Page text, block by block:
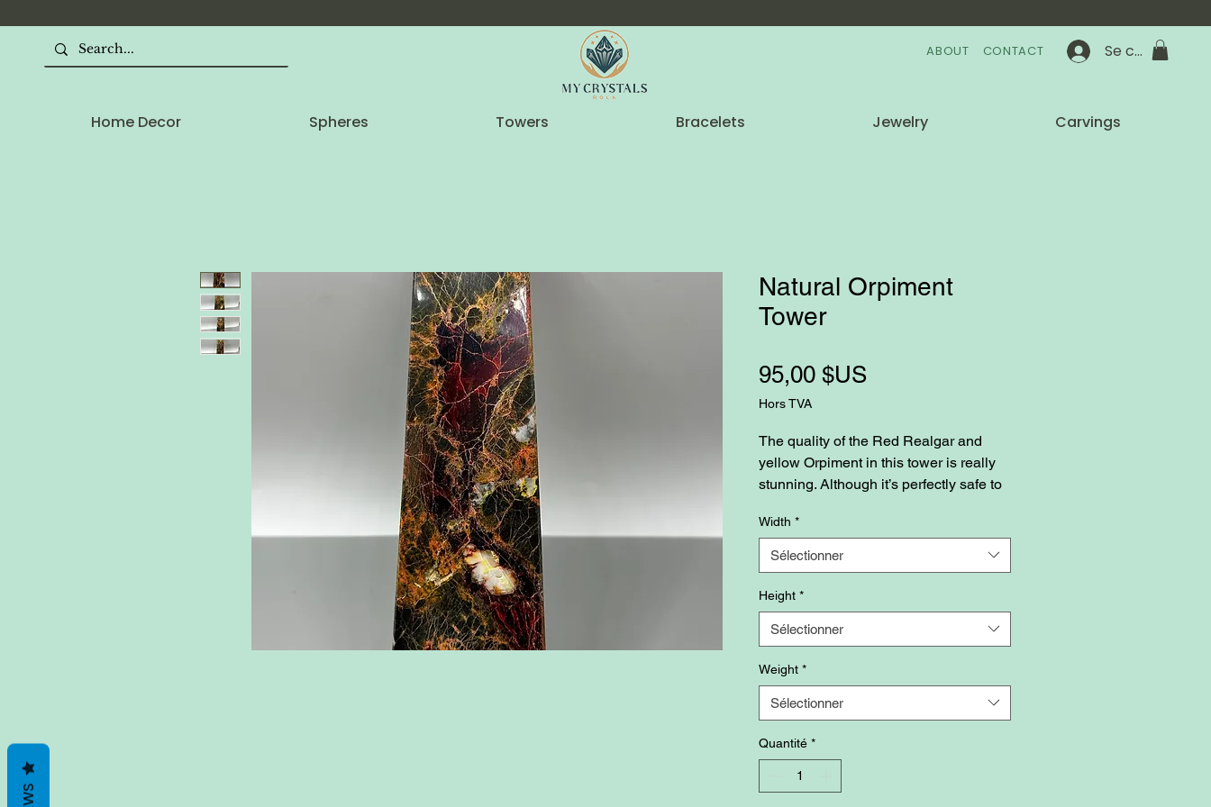
ABOUT CONTACT Se connecter
Home Decor Spheres Towers Bracelets Jewelry Carvings
Natural Orpiment
Tower
95,00 $USPrix
Hors TVA
The quality of the Red Realgar and
yellow Orpiment in this tower is really
stunning. Although it’s perfectly safe to
washing your hands after handling.
Width *
Sélectionner
Height *
Sélectionner
Weight *
Sélectionner
Quantité *